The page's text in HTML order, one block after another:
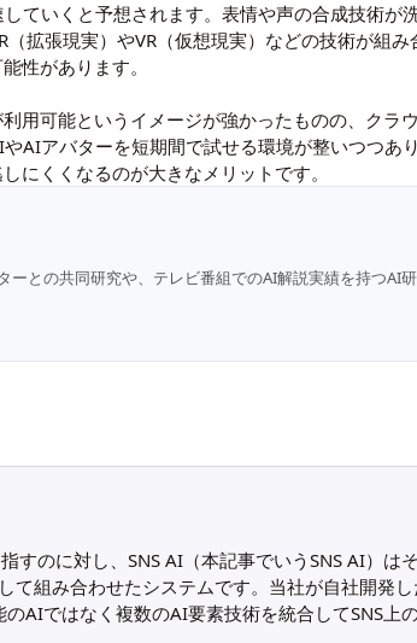
ていくと予想されます。表情や声の合成技術が
拡張現実）やVR（仮想現実）などの技術が組
性があります。
用可能というイメージが強かったものの、クラ
AIアバターを短期間で試せる環境が整いつつあ
にくくなるのが大きなメリットです。
との共同研究や、テレビ番組でのAI解説実績を持つAI
のに対し、SNS AI（本記事でいうSNS AI）は
組み合わせたシステムです。当社が自社開発
AIではなく複数のAI要素技術を統合してSNS上